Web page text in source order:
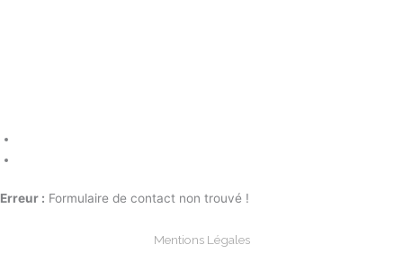
Erreur : Formulaire de contact non trouvé !
Mentions Légales